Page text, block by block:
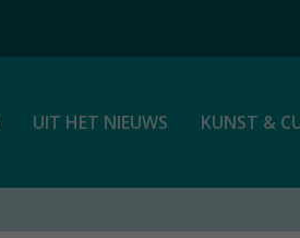
UIT HET NIEUWS KUNST &